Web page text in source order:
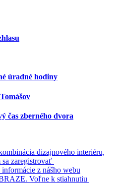
úradné hodiny
čas zberného dvora
dizajnového interiéru,
sa zaregistrovať
informácie z nášho webu
Voľne k stiahnutiu